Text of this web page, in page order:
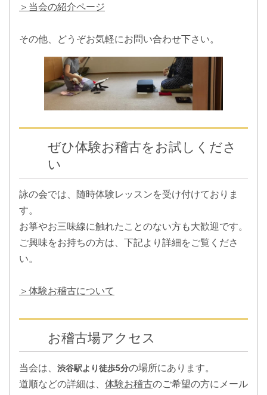
場、14時開演 会場：南大塚ホール 出演曲目：根曳の松、竹
《論文掲載のお知らせ》「明治期における横式箏曲譜の変遷
―井上才蔵の事績を中心として―」が『音楽教育研究ジャー
ナル』に掲載されます。
東京藝術大学奏楽堂企画「多師彩々ー師範科は、生きてい
る」無事に公演終了いたしました。一年の公演延期を経て、
多くの皆様にご覧いただき、改めて演奏できることのありが
たみを感じました。ありがとうございました！
2021.01.20
≪会主から≫みなさま、いかがお過ごしですか？オンライン
でのお稽古を中心に、おうちで楽しみながら過ごしていきま
しょう！
2021.01.16
楽しんでみるのはいかがでしょう？こんな今だからこそ、ご
自身のバージョンアップを♪楽器の貸し出しも行っておりま
2020.11.10
＜温習会のお知らせ＞コロナウイルスによる感染拡大防止の
ため、延期していた温習会を令和３年４月２９日に四ツ谷の
＞当会の紹介ページ
その他、どうぞお気軽にお問い合わせ下さい。
ぜひ体験お稽古をお試しくださ
い
詠の会では、随時体験レッスンを受け付けておりま
す。
お箏やお三味線に触れたことのない方も大歓迎です。
ご興味をお持ちの方は、下記より詳細をご覧くださ
い。
＞体験お稽古について
お稽古場アクセス
当会は、 渋谷駅より徒歩5分の場所にあります。
道順などの詳細は、 体験お稽古のご希望の方にメール